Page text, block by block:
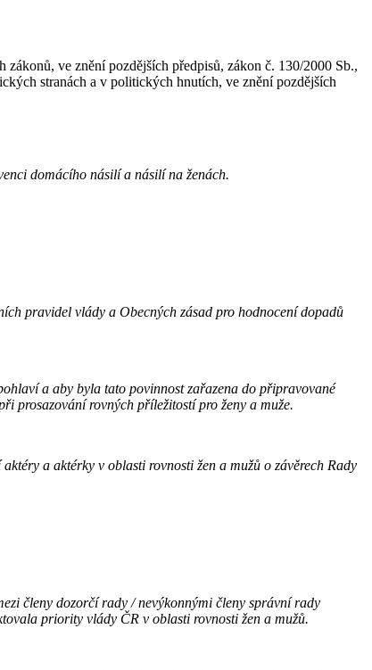
ve znění pozdějších předpisů, zákon č. 130/2000 Sb.,
stranách a v politických hnutích, ve znění pozdějších
domácího násilí a násilí na ženách.
pravidel vlády a Obecných zásad pro hodnocení dopadů
a aby byla tato povinnost zařazena do připravované
prosazování rovných příležitostí pro ženy a muže.
a aktérky v oblasti rovnosti žen a mužů o závěrech Rady
členy dozorčí rady / nevýkonnými členy správní rady
priority vlády ČR v oblasti rovnosti žen a mužů.